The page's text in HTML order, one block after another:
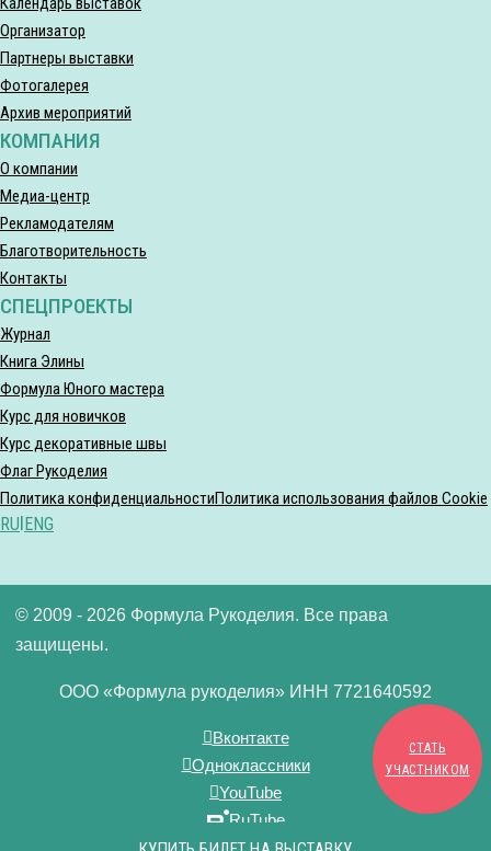
Организатор
Партнеры выставки
Фотогалерея
Архив мероприятий
КОМПАНИЯ
О компании
Медиа-центр
Рекламодателям
Благотворительность
Контакты
СПЕЦПРОЕКТЫ
Журнал
Книга Элины
Формула Юного мастера
Курс для новичков
Курс декоративные швы
Флаг Рукоделия
СТАТЬ
УЧАСТНИКОМ
Политика конфиденциальностиПолитика использования файлов Cookie
RU ENG
© 2009 - 2026 Формула Рукоделия. Все права
защищены.
ООО «Формула рукоделия» ИНН 7721640592
Вконтакте
Одноклассники
YouTube
RuTube
Дзен